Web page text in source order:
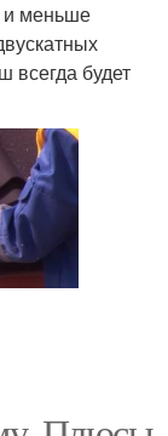
и меньше
будет